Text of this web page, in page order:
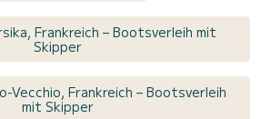
Frankreich – Bootsverleih mit
Skipper
Vecchio, Frankreich – Bootsverleih
mit Skipper